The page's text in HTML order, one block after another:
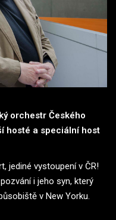
orchestr Českého
hosté a speciální host
jediné vystoupení v ČR!
i jeho syn, který
v New Yorku.